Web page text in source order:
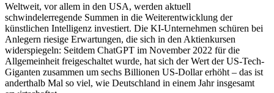
Weltweit, vor allem in den USA, werden aktuell
schwindelerregende Summen in die Weiterentwicklung der
künstlichen Intelligenz investiert. Die KI-Unternehmen schüren bei
Anlegern riesige Erwartungen, die sich in den Aktienkursen
widerspiegeln: Seitdem ChatGPT im November 2022 für die
Allgemeinheit freigeschaltet wurde, hat sich der Wert der US-Tech-
Giganten zusammen um sechs Billionen US-Dollar erhöht – das ist
anderthalb Mal so viel, wie Deutschland in einem Jahr insgesamt